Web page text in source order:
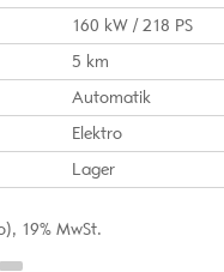
160 kW / 218 PS
5 km
Automatik
Elektro
Lager
19% MwSt.